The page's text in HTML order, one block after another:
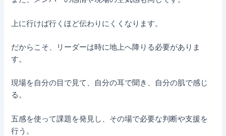
上に行けば行くほど伝わりにくくなります。
だからこそ、リーダーは時に地上へ降りる必要がありま
す。
現場を自分の目で見て、自分の耳で聞き、自分の肌で感じ
る。
五感を使って課題を発見し、その場で必要な判断や支援を
行う。